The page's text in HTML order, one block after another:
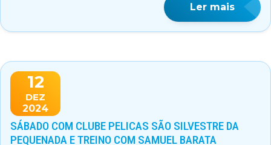
Ler mais
12
DEZ
2024
SÁBADO COM CLUBE PELICAS SÃO SILVESTRE DA
PEQUENADA E TREINO COM SAMUEL BARATA